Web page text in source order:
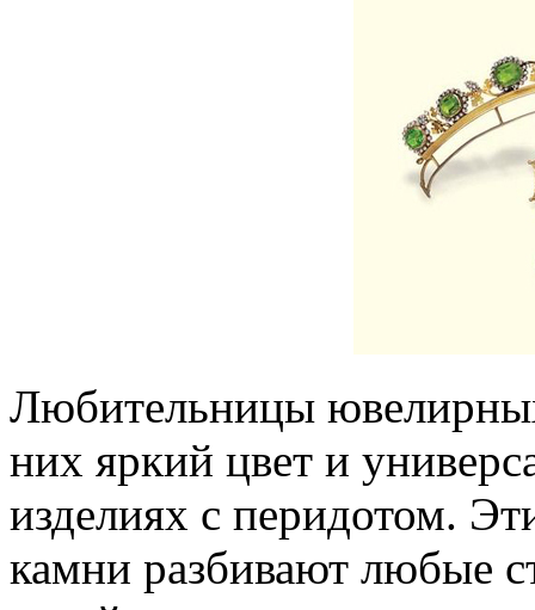
Любительницы
них яркий цвет и
изделиях с перидотом.
камни разбивают любые